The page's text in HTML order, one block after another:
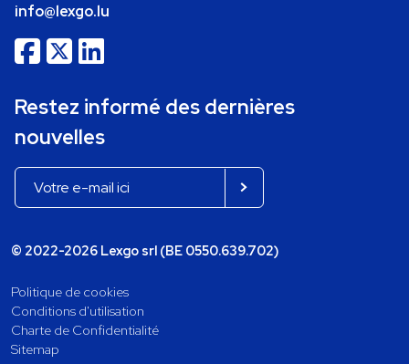
info@lexgo.lu
Restez informé des dernières
nouvelles
© 2022-2026 Lexgo srl (BE 0550.639.702)
Politique de cookies
Conditions d'utilisation
Charte de Confidentialité
Sitemap